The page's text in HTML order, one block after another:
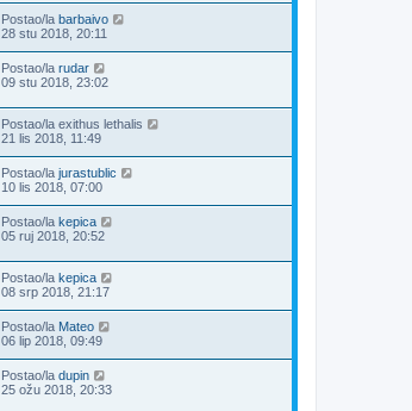
Postao/la barbaivo
28 stu 2018, 20:11
Postao/la rudar
09 stu 2018, 23:02
Postao/la exithus lethalis
21 lis 2018, 11:49
Postao/la jurastublic
10 lis 2018, 07:00
Postao/la kepica
05 ruj 2018, 20:52
Postao/la kepica
08 srp 2018, 21:17
Postao/la Mateo
06 lip 2018, 09:49
Postao/la dupin
25 ožu 2018, 20:33